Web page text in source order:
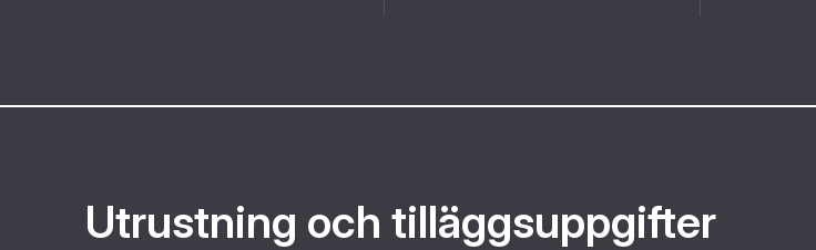
Utrustning och tilläggsuppgifter